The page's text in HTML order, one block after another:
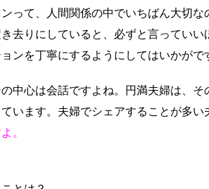
って、人間関係の中でいちばん大切
去りにしていると、必ずと言ってい
ンを丁寧にするようにしてはいかがで
中心は会話ですよね。円満夫婦は、そ
ています。夫婦でシェアすることが多い
。